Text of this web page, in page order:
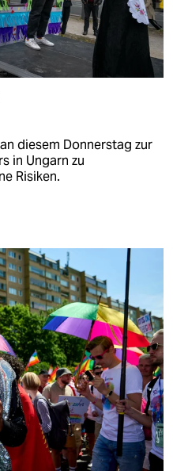
diesem Donnerstag zur
in Ungarn zu
Risiken.